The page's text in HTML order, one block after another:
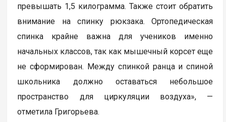
превышать 1,5 килограмма. Также стоит обратить
внимание на спинку рюкзака. Ортопедическая
спинка крайне важна для учеников именно
начальных классов, так как мышечный корсет еще
не сформирован. Между спинкой ранца и спиной
школьника должно оставаться небольшое
пространство для циркуляции воздуха», —
отметила Григорьева.